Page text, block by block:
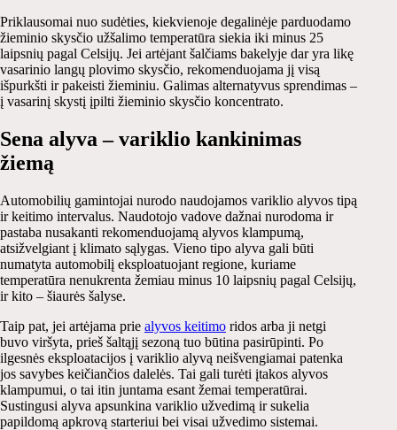
Priklausomai nuo sudėties, kiekvienoje degalinėje parduodamo
žieminio skysčio užšalimo temperatūra siekia iki minus 25
laipsnių pagal Celsijų. Jei artėjant šalčiams bakelyje dar yra likę
vasarinio langų plovimo skysčio, rekomenduojama jį visą
išpurkšti ir pakeisti žieminiu. Galimas alternatyvus sprendimas –
į vasarinį skystį įpilti žieminio skysčio koncentrato.
Sena alyva – variklio kankinimas
žiemą
Automobilių gamintojai nurodo naudojamos variklio alyvos tipą
ir keitimo intervalus. Naudotojo vadove dažnai nurodoma ir
pastaba nusakanti rekomenduojamą alyvos klampumą,
atsižvelgiant į klimato sąlygas. Vieno tipo alyva gali būti
numatyta automobilį eksploatuojant regione, kuriame
temperatūra nenukrenta žemiau minus 10 laipsnių pagal Celsijų,
ir kito – šiaurės šalyse.
Taip pat, jei artėjama prie alyvos keitimo ridos arba ji netgi
buvo viršyta, prieš šaltąjį sezoną tuo būtina pasirūpinti. Po
ilgesnės eksploatacijos į variklio alyvą neišvengiamai patenka
jos savybes keičiančios dalelės. Tai gali turėti įtakos alyvos
klampumui, o tai itin juntama esant žemai temperatūrai.
Sustingusi alyva apsunkina variklio užvedimą ir sukelia
papildomą apkrovą starteriui bei visai užvedimo sistemai.